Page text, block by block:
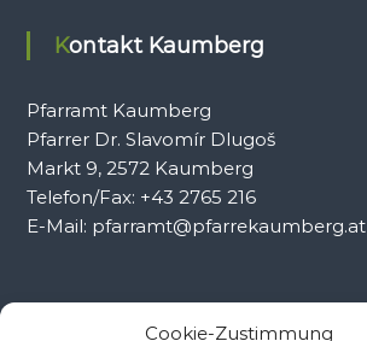
Cookie-Zustimmung
Kontakt Kaumberg
Pfarramt Kaumberg
Pfarrer Dr. Slavomír Dlugoš
Markt 9, 2572 Kaumberg
Telefon/Fax: +43 2765 216
E-Mail: pfarramt@pfarrekaumberg.at
Kontakt Ramsau